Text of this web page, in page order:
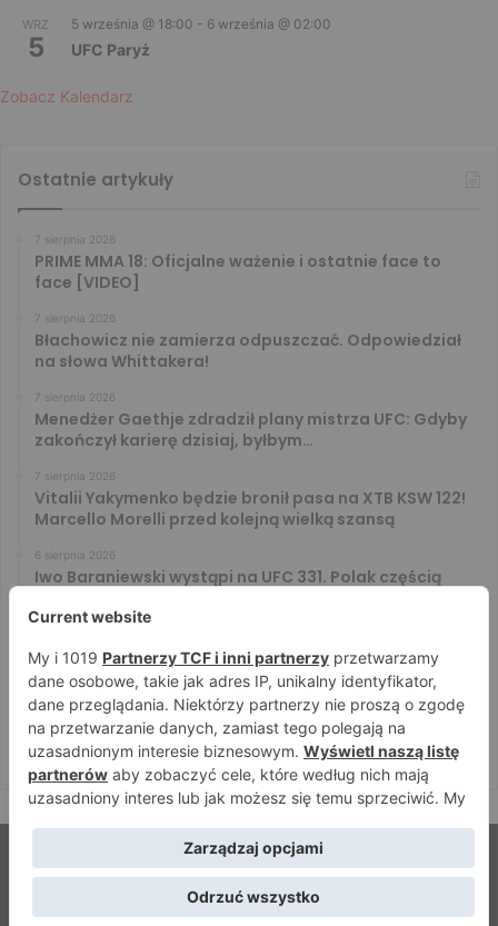
WRZ
5
5 września @ 18:00 - 6 września @ 02:00
UFC Paryż
Zobacz Kalendarz
Ostatnie artykuły
7 sierpnia 2026
PRIME MMA 18: Oficjalne ważenie i ostatnie face to
face [VIDEO]
7 sierpnia 2026
Błachowicz nie zamierza odpuszczać. Odpowiedział
na słowa Whittakera!
7 sierpnia 2026
Menedżer Gaethje zdradził plany mistrza UFC: Gdyby
zakończył karierę dzisiaj, byłbym…
7 sierpnia 2026
Vitalii Yakymenko będzie bronił pasa na XTB KSW 122!
Marcello Morelli przed kolejną wielką szansą
6 sierpnia 2026
Iwo Baraniewski wystąpi na UFC 331. Polak częścią
Don Kasjo poznał rywala na FAME 32. Bartosz Szachta
przeciwnikiem Króla
6 sierpnia 2026
Niepokonany Włodarczyk zawalczy o ranking! Na XTB
KSW 122 zmierzy się z Paivą
Home
Redakcja Kontakt